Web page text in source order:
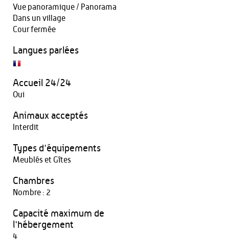
Vue panoramique / Panorama
Dans un village
Cour fermée
Langues parlées
Accueil 24/24
Oui
Animaux acceptés
Interdit
Types d'équipements
Meublés et Gîtes
Chambres
Nombre : 2
Capacité maximum de
l'hébergement
4